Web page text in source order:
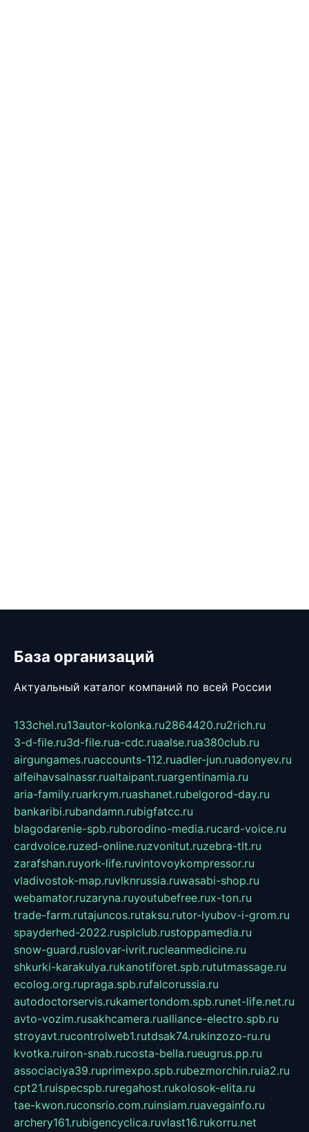
База организаций
Актуальный каталог компаний по всей России
133chel.ru13autor-kolonka.ru2864420.ru2rich.ru
3-d-file.ru3d-file.rua-cdc.ruaalse.rua380club.ru
airgungames.ruaccounts-112.ruadler-jun.ruadonyev.ru
alfeihavsalnassr.rualtaipant.ruargentinamia.ru
aria-family.ruarkrym.ruashanet.rubelgorod-day.ru
bankaribi.rubandamn.rubigfatcc.ru
blagodarenie-spb.ruborodino-media.rucard-voice.ru
cardvoice.ruzed-online.ruzvonitut.ruzebra-tlt.ru
zarafshan.ruyork-life.ruvintovoykompressor.ru
vladivostok-map.ruvlknrussia.ruwasabi-shop.ru
webamator.ruzaryna.ruyoutubefree.rux-ton.ru
trade-farm.rutajuncos.rutaksu.rutor-lyubov-i-grom.ru
spayderhed-2022.rusplclub.rustoppamedia.ru
snow-guard.ruslovar-ivrit.rucleanmedicine.ru
shkurki-karakulya.rukanotiforet.spb.rututmassage.ru
ecolog.org.rupraga.spb.rufalcorussia.ru
autodoctorservis.rukamertondom.spb.runet-life.net.ru
avto-vozim.rusakhcamera.rualliance-electro.spb.ru
stroyavt.rucontrolweb1.rutdsak74.rukinzozo-ru.ru
kvotka.ruiron-snab.rucosta-bella.rueugrus.pp.ru
associaciya39.ruprimexpo.spb.rubezmorchin.ruia2.ru
cpt21.ruispecspb.ruregahost.rukolosok-elita.ru
tae-kwon.ruconsrio.com.ruinsiam.ruavegainfo.ru
archery161.rubigencyclica.ruvlast16.rukorru.net